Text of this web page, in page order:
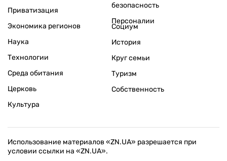
Приватизация
Экономика регионов
безопасность
Персоналии
Наука
Технологии
Среда обитания
Церковь
Культура
Социум
История
Круг семьи
Туризм
Собственность
Использование материалов «ZN.UA» разрешается при
условии ссылки на «ZN.UA».